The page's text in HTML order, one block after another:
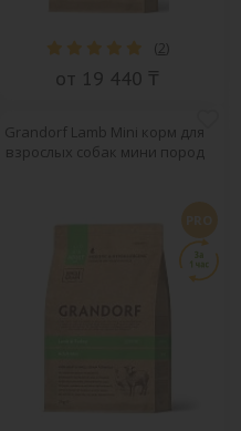
(2)
от 19 440 ₸
Grandorf Lamb Mini корм для
взрослых собак мини пород